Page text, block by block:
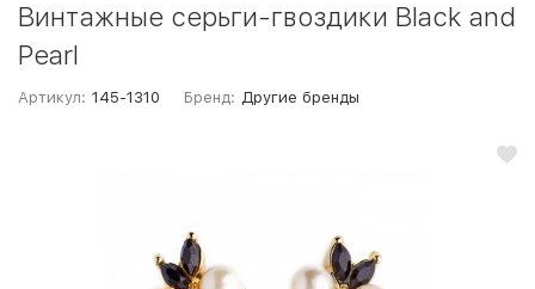
Винтажные серьги-гвоздики Black and
Pearl
Артикул: 145-1310 Бренд: Другие бренды